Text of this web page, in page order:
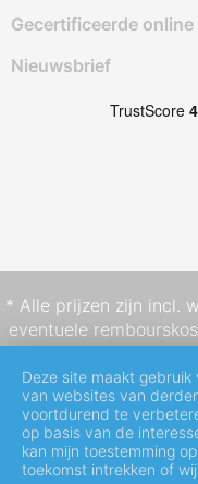
Gecertificeerde online
Nieuwsbrief
* Alle prijzen zijn incl.
eventuele
Deze site maakt
van websites van
voortdurend te
op basis van de
kan mijn toestemming
toekomst intrekken of